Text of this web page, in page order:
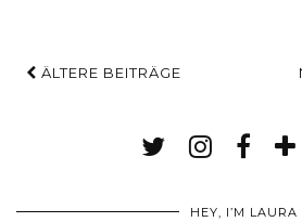
ÄLTERE BEITRÄGE
HEY, I’M LAURA